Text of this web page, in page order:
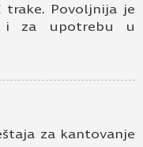
trake. Povoljnija je
i za upotrebu u
za kantovanje